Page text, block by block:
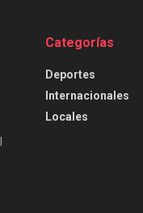
Categorías
Deportes
Internacionales
Locales